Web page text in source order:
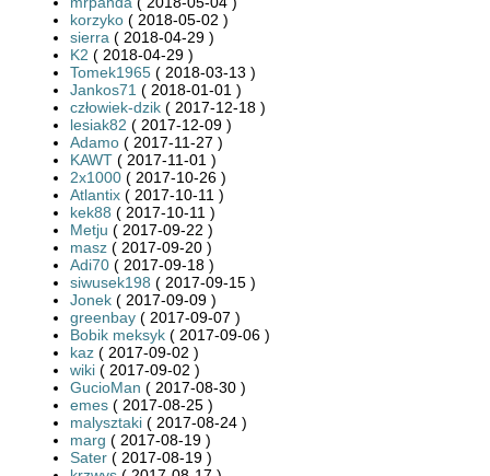
korzyko ( 2018-05-02 )
sierra ( 2018-04-29 )
K2 ( 2018-04-29 )
Tomek1965 ( 2018-03-13 )
Jankos71 ( 2018-01-01 )
człowiek-dzik ( 2017-12-18 )
lesiak82 ( 2017-12-09 )
Adamo ( 2017-11-27 )
KAWT ( 2017-11-01 )
2x1000 ( 2017-10-26 )
Atlantix ( 2017-10-11 )
kek88 ( 2017-10-11 )
Metju ( 2017-09-22 )
masz ( 2017-09-20 )
Adi70 ( 2017-09-18 )
siwusek198 ( 2017-09-15 )
Jonek ( 2017-09-09 )
greenbay ( 2017-09-07 )
Bobik meksyk ( 2017-09-06 )
kaz ( 2017-09-02 )
wiki ( 2017-09-02 )
GucioMan ( 2017-08-30 )
emes ( 2017-08-25 )
malysztaki ( 2017-08-24 )
marg ( 2017-08-19 )
Sater ( 2017-08-19 )